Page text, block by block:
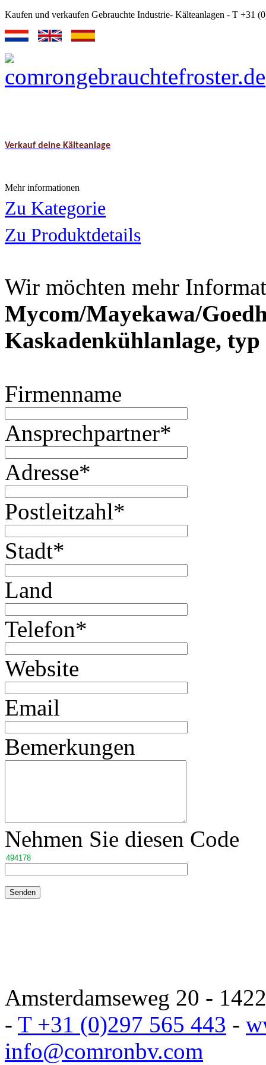
Kaufen und verkaufen Gebrauchte Industrie- Kälteanlagen - T +31
Verkauf deine Kälteanlage
Mehr informationen
Zu Kategorie
Zu Produktdetails
Wir möchten mehr
Mycom/Mayekawa/
Kaskadenkühlanlage,
Firmenname
Ansprechpartner*
Adresse*
Postleitzahl*
Stadt*
Land
Telefon*
Website
Email
Bemerkungen
Nehmen Sie diesen Code
Amsterdamseweg 20 -
- T +31 (0)297 565 443 -
info@comronbv.com